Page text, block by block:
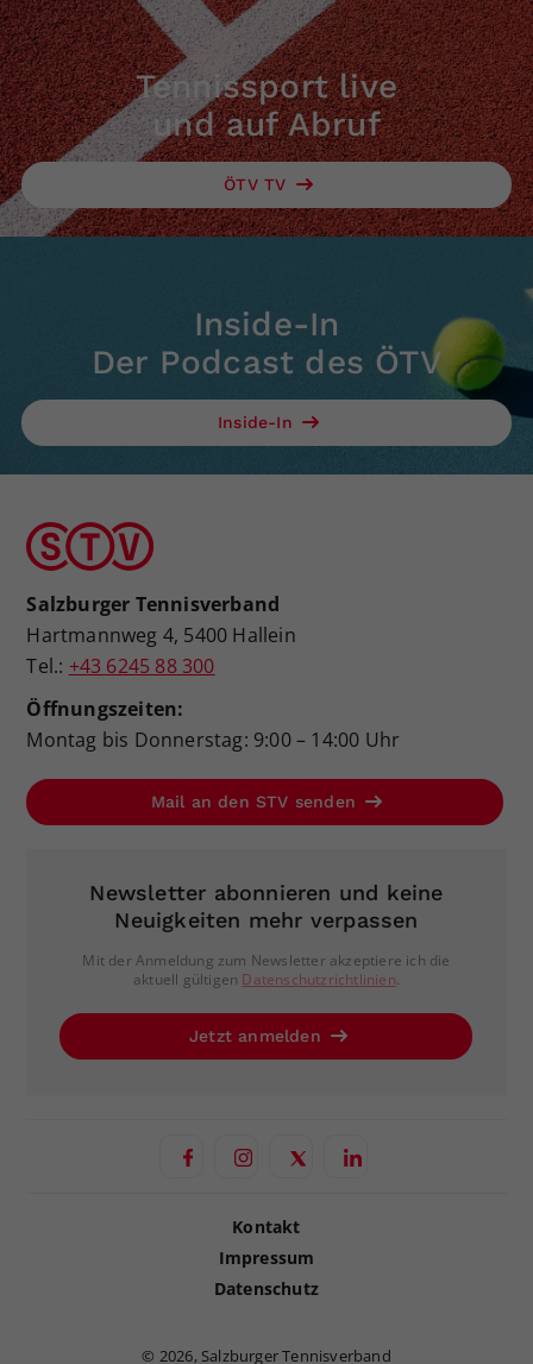
Tennissport live
und auf Abruf
ÖTV TV
Inside-In
Der Podcast des ÖTV
Inside-In
Salzburger Tennisverband
Hartmannweg 4, 5400 Hallein
Tel.: +43 6245 88 300
Öffnungszeiten:
Montag bis Donnerstag: 9:00 – 14:00 Uhr
Mail an den STV senden
Newsletter abonnieren und keine
Neuigkeiten mehr verpassen
Mit der Anmeldung zum Newsletter akzeptiere ich die
aktuell gültigen Datenschutzrichtlinien.
Jetzt anmelden
Kontakt
Impressum
Datenschutz
© 2026, Salzburger Tennisverband